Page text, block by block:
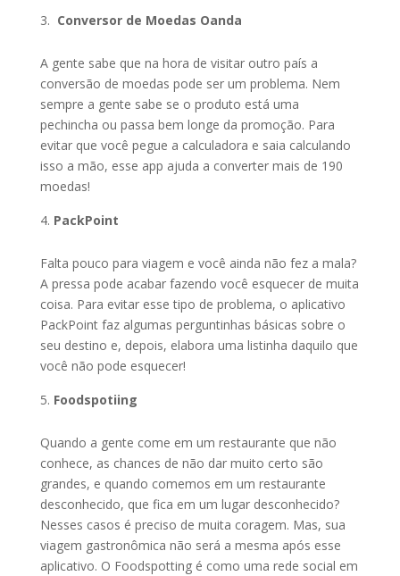
Conversor de Moedas Oanda
A gente sabe que na hora de visitar outro país a
conversão de moedas pode ser um problema. Nem
sempre a gente sabe se o produto está uma
pechincha ou passa bem longe da promoção. Para
evitar que você pegue a calculadora e saia calculando
isso a mão, esse app ajuda a converter mais de 190
moedas!
PackPoint
Falta pouco para viagem e você ainda não fez a mala?
A pressa pode acabar fazendo você esquecer de muita
coisa. Para evitar esse tipo de problema, o aplicativo
PackPoint faz algumas perguntinhas básicas sobre o
seu destino e, depois, elabora uma listinha daquilo que
você não pode esquecer!
Foodspotiing
Quando a gente come em um restaurante que não
conhece, as chances de não dar muito certo são
grandes, e quando comemos em um restaurante
desconhecido, que fica em um lugar desconhecido?
Nesses casos é preciso de muita coragem. Mas, sua
viagem gastronômica não será a mesma após esse
aplicativo. O Foodspotting é como uma rede social em